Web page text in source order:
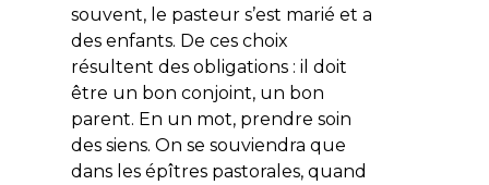
souvent, le pasteur s’est marié et a
des enfants. De ces choix
résultent des obligations : il doit
être un bon conjoint, un bon
parent. En un mot, prendre soin
des siens. On se souviendra que
dans les épîtres pastorales, quand